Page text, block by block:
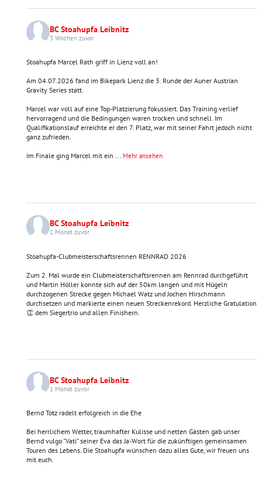
BC Stoahupfa Leibnitz
3 Wochen zuvor
Stoahupfa Marcel Rath griff in Lienz voll an!
Am 04.07.2026 fand im Bikepark Lienz die 3. Runde der Auner Austrian
Gravity Series statt.
Marcel war voll auf eine Top-Platzierung fokussiert. Das Training verlief
hervorragend und die Bedingungen waren trocken und schnell. Im
Qualifikationslauf erreichte er den 7. Platz, war mit seiner Fahrt jedoch nicht
ganz zufrieden.
Im Finale ging Marcel mit ein ... Mehr ansehen
BC Stoahupfa Leibnitz
1 Monat zuvor
Stoahupfa-Clubmeisterschaftsrennen RENNRAD 2026
Zum 2. Mal wurde ein Clubmeisterschaftsrennen am Rennrad durchgeführt
und Martin Höller konnte sich auf der 50km langen und mit Hügeln
durchzogenen Strecke gegen Michael Watz und Jochen Hirschmann
durchsetzen und markierte einen neuen Streckenrekord. Herzliche Gratulation
👏 dem Siegertrio und allen Finishern.
BC Stoahupfa Leibnitz
1 Monat zuvor
Bernd Totz radelt erfolgreich in die Ehe
Bei herrlichem Wetter, traumhafter Kulisse und netten Gästen gab unser
Bernd vulgo "Vati" seiner Eva das Ja-Wort für die zukünftigen gemeinsamen
Touren des Lebens. Die Stoahupfa wünschen dazu alles Gute, wir freuen uns
mit euch.